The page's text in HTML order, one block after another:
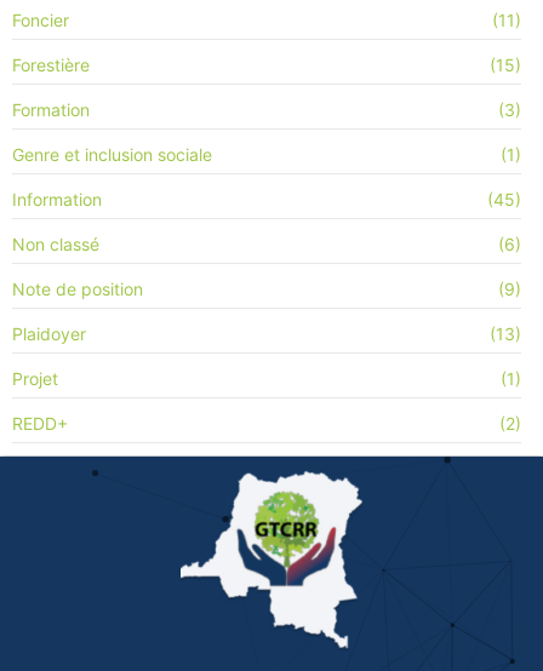
Foncier (11)
Forestière (15)
Formation (3)
Genre et inclusion sociale (1)
Information (45)
Non classé (6)
Note de position (9)
Plaidoyer (13)
Projet (1)
REDD+ (2)